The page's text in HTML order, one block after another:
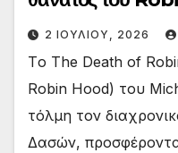
2 ΙΟΥΛΊΟΥ, 2026
Tο The Death of
Robin Hood) του
τόλμη τον
Δασών,